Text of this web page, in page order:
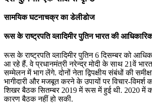
सामयिक घटनाचक्र का डेलीडोज
रूस के राष्‍ट्रपति व्‍लादिमीर पुतिन भारत की
रूस के राष्‍ट्रपति व्‍लादिमीर पुतिन 6 दिसम्‍बर को
आ रहे हैं. वे प्रधानमंत्री नरेन्‍द्र मोदी के साथ 21वें
सम्‍मेलन में भाग लेंगे. दोनों नेता द्विपक्षीय संबंधों की
भागीदारी और मजबूत करने के उपायों पर विचार-
शिखर बैठक सितम्‍बर 2019 में रूस में हुई थी. 2020 में
कारण बैठक नहीं हो सकी.